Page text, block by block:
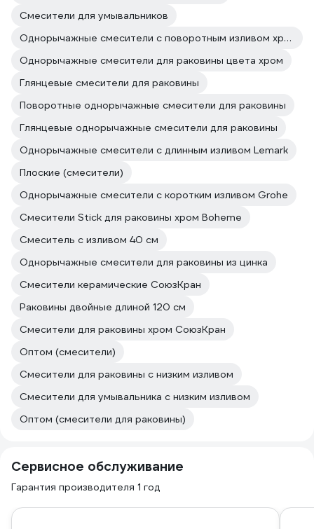
Смесители для умывальников
Однорычажные смесители с поворотным изливом хром
Однорычажные смесители для раковины цвета хром
Глянцевые смесители для раковины
Поворотные однорычажные смесители для раковины
Глянцевые однорычажные смесители для раковины
Однорычажные смесители с длинным изливом Lemark
Плоские (смесители)
Однорычажные смесители с коротким изливом Grohe
Смесители Stick для раковины хром Boheme
Смеситель с изливом 40 см
Однорычажные смесители для раковины из цинка
Смесители керамические СоюзКран
Раковины двойные длиной 120 см
Смесители для раковины хром СоюзКран
Оптом (смесители)
Смесители для раковины с низким изливом
Смесители для умывальника с низким изливом
Оптом (смесители для раковины)
Сервисное обслуживание
Гарантия производителя 1 год